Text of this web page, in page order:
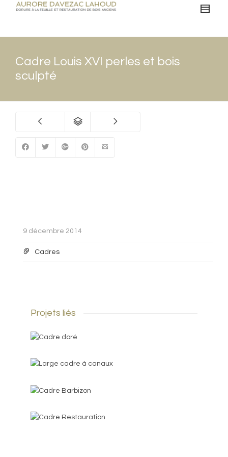
Cadre Louis XVI perles et bois
sculpté
9 décembre 2014
Cadres
Projets liés